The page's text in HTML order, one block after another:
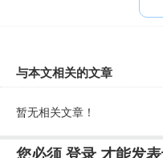
与本文相关的文章
暂无相关文章！
您必须登录 才能发